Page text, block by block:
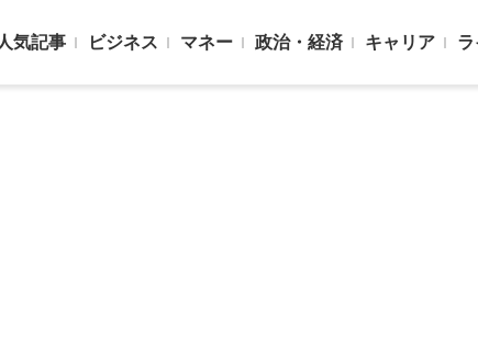
人気記事 ビジネス マネー 政治・経済 キャリア